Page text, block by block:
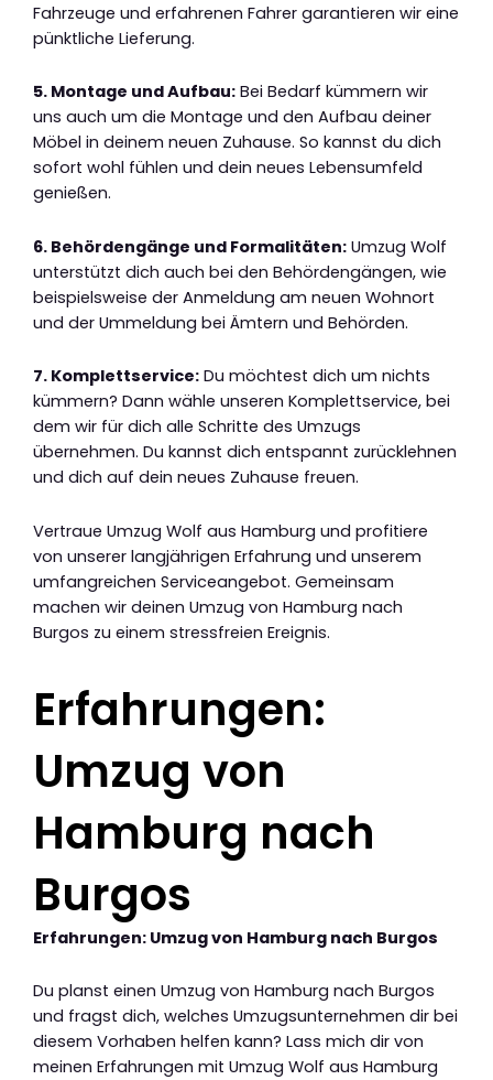
Fahrzeuge und erfahrenen Fahrer garantieren wir eine
pünktliche Lieferung.
5. Montage und Aufbau: Bei Bedarf kümmern wir
uns auch um die Montage und den Aufbau deiner
Möbel in deinem neuen Zuhause. So kannst du dich
sofort wohl fühlen und dein neues Lebensumfeld
genießen.
6. Behördengänge und Formalitäten: Umzug Wolf
unterstützt dich auch bei den Behördengängen, wie
beispielsweise der Anmeldung am neuen Wohnort
und der Ummeldung bei Ämtern und Behörden.
7. Komplettservice: Du möchtest dich um nichts
kümmern? Dann wähle unseren Komplettservice, bei
dem wir für dich alle Schritte des Umzugs
übernehmen. Du kannst dich entspannt zurücklehnen
und dich auf dein neues Zuhause freuen.
Vertraue Umzug Wolf aus Hamburg und profitiere
von unserer langjährigen Erfahrung und unserem
umfangreichen Serviceangebot. Gemeinsam
machen wir deinen Umzug von Hamburg nach
Burgos zu einem stressfreien Ereignis.
Erfahrungen:
Umzug von
Hamburg nach
Burgos
Erfahrungen: Umzug von Hamburg nach Burgos
Du planst einen Umzug von Hamburg nach Burgos
und fragst dich, welches Umzugsunternehmen dir bei
diesem Vorhaben helfen kann? Lass mich dir von
meinen Erfahrungen mit Umzug Wolf aus Hamburg